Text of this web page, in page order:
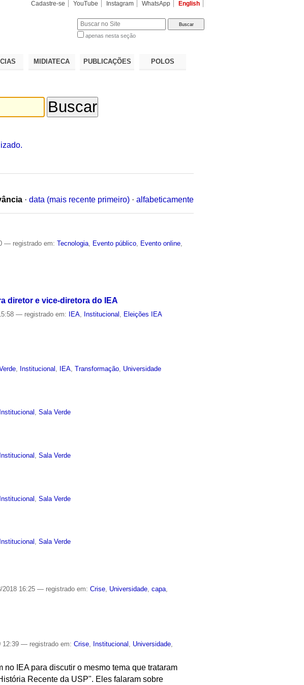
Cadastre-se YouTube Instagram WhatsApp English
apenas nesta seção
MIDIATECA PUBLICAÇÕES POLOS
· data (mais recente primeiro) · alfabeticamente
— registrado em:Tecnologia Evento público Evento online
diretor e vice-diretora do IEA
— registrado em: IEA Institucional Eleições IEA
, Institucional , IEA,Transformação, Universidade
Institucional ,Sala Verde
Institucional ,Sala Verde
Institucional ,Sala Verde
Institucional ,Sala Verde
2018 16:25— registrado em:Crise Universidade ,capa
12:39— registrado em:Crise Institucional Universidade
IEA para discutir o mesmo tema que trataram
Recente da USP". Eles falaram sobre